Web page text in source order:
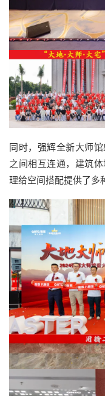
同时，强辉全新大师
之间相互连通，建筑
理给空间搭配提供了多